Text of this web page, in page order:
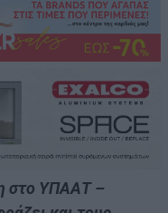
στο ΥΠΑΑΤ –